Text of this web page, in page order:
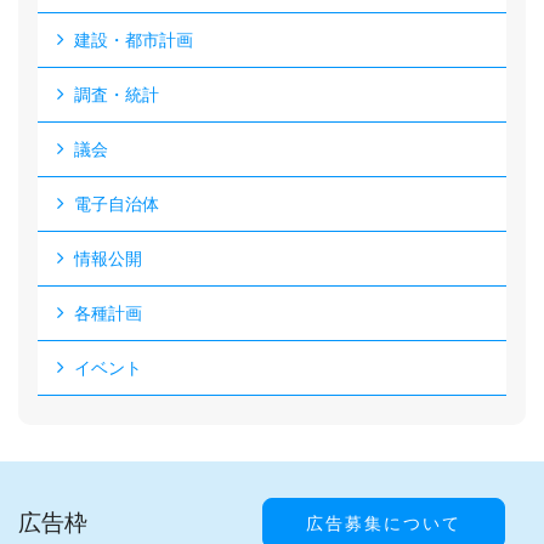
建設・都市計画
調査・統計
議会
電子自治体
情報公開
各種計画
イベント
広告枠 広告募集について